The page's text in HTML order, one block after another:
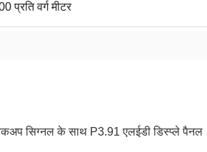
प्रति वर्ग मीटर
बैकअप सिग्नल के साथ P3.91 एलईडी डिस्प्ले पैनल